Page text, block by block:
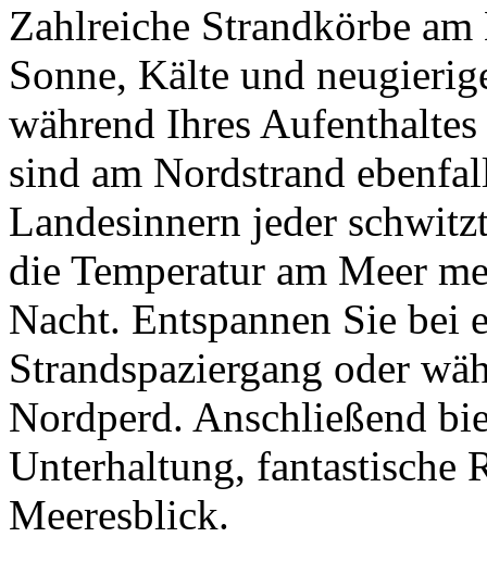
Zahlreiche Strandkörbe
Sonne, Kälte und
während Ihres
sind am Nordstrand
Landesinnern jeder
die Temperatur am Meer
Nacht. Entspannen Sie bei
Strandspaziergang oder
Nordperd. Anschließend
Unterhaltung, fantastische
Meeresblick.